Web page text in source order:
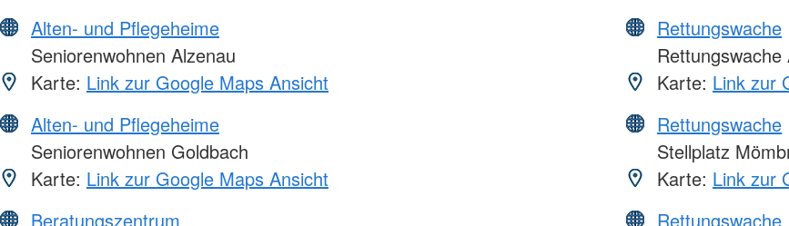
Alten- und Pflegeheime
Seniorenwohnen Alzenau
Karte: Link zur Google Maps Ansicht
Alten- und Pflegeheime
Seniorenwohnen Goldbach
Karte: Link zur Google Maps Ansicht
Beratungszentrum
Rettungswache
Karte: Link zur
Rettungswache
Stellplatz
Karte: Link zur
Rettungswache